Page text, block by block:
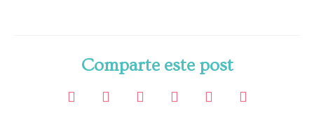
Comparte este post